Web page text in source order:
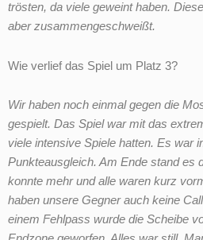
trösten, da viele geweint haben.
aber zusammengeschweißt.
Wie verlief das Spiel um Platz 3?
Wir haben noch einmal gegen die
gespielt. Das Spiel war mit das
viele intensive Spiele hatten. Es war
Punkteausgleich. Am Ende stand es
konnte mehr und alle waren kurz
haben unsere Gegner auch keine
einem Fehlpass wurde die Scheibe